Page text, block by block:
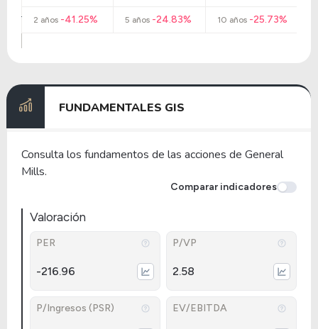
2 años -41.25% 5 años -24.83% 10 años-25.73%
FUNDAMENTALES GIS
Consulta los fundamentos de las acciones de General
Mills.
Comparar indicadores
Valoración
PER
-216.96
P/VP
2.58
P/Ingresos (PSR) EV/EBITDA